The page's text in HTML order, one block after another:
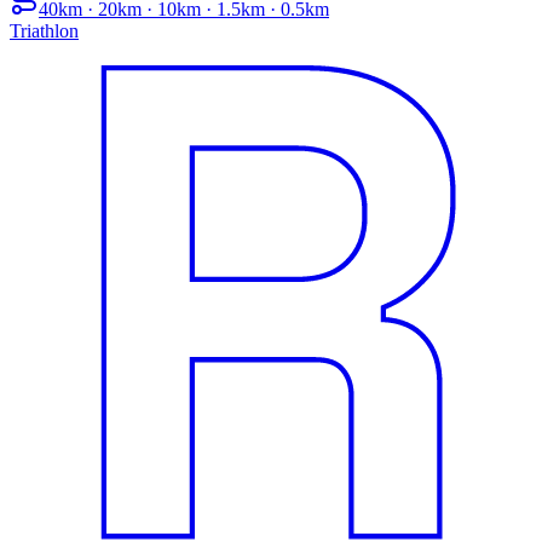
40km · 20km · 10km · 1.5km · 0.5km
Triathlon